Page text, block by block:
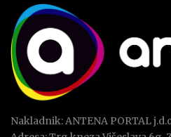
Nakladnik: ANTENA PORTAL